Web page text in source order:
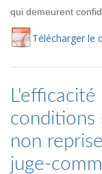
qui demeurent
Télécharger le
conditions
non
juge-